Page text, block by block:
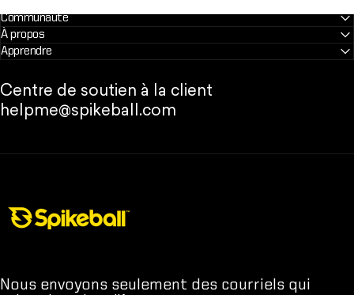
Communauté
À propos
Apprendre
Centre de soutien à la client
helpme@spikeball.com
Magasin Spikeball
Nous envoyons seulement des courriels qui